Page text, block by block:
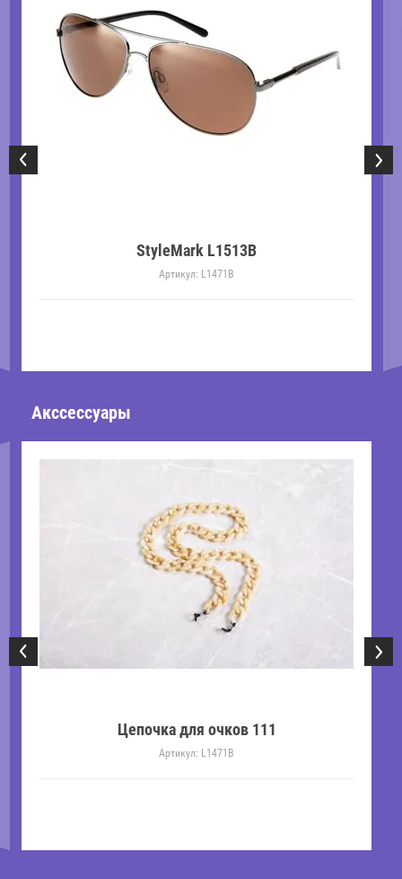
StyleMark L1513B
Артикул: L1471B
Акссессуары
Цепочка для очков 111
Артикул: L1471B